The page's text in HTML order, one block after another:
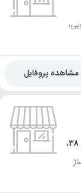
مشاهده پروفایل
021-33952838